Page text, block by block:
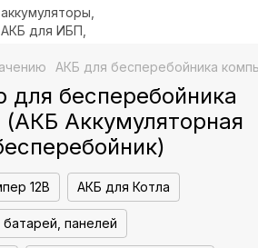
АКБ для бесперебойника
для бесперебойника
Аккумуляторная
12В АКБ для Котла
панелей